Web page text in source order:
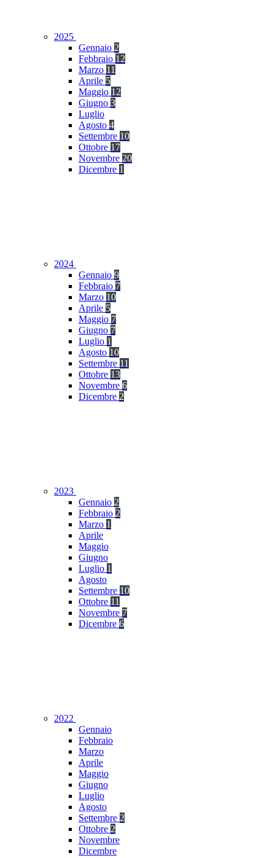
2025
Gennaio 2
Febbraio 12
Marzo 11
Aprile 5
Maggio 12
Giugno 3
Luglio
Agosto 4
Settembre 10
Ottobre 17
Novembre 20
Dicembre 1
2024
Gennaio 9
Febbraio 7
Marzo 10
Aprile 5
Maggio 7
Giugno 7
Luglio 1
Agosto 10
Settembre 11
Ottobre 13
Novembre 6
Dicembre 2
2023
Gennaio 2
Febbraio 2
Marzo 1
Aprile
Maggio
Giugno
Luglio 1
Agosto
Settembre 10
Ottobre 11
Novembre 7
Dicembre 6
2022
Gennaio
Febbraio
Marzo
Aprile
Maggio
Giugno
Luglio
Agosto
Settembre 2
Ottobre 2
Novembre
Dicembre